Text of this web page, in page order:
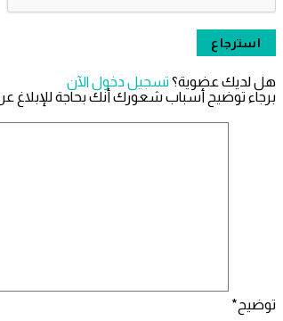
هل لديك عضوية؟ تسجيل دخول الآن
برجاء توضيح أسباب شعورك أنك بحاجة للإبلاغ
توضيح*